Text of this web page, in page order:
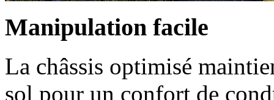
Manipulation facile
La châssis optimisé
sol pour un confort de